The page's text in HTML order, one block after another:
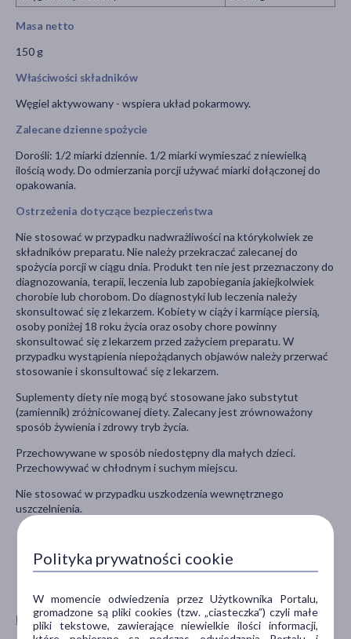
Pokaż wszystkie produkty WISH PHARMACEUTICAL
Masa netto
150 g
Właściwości składników
Węgiel aktywowany - wspiera układ pokarmowy.
Zalecane dzienne spożycie
Dorośli: 1/2 miarki dziennie. 1/2 miarki wymieszać z niewielką
ilością wody. Do odmierzania porcji używać miarki dołączonej do
opakowania.
Ostrzeżenia dotyczące bezpieczeństwa
Nie stosować w przypadku nadwrażliwości na którykolwiek ze
składników preparatu. Nie należy przekraczać zalecanej do
spożycia porcji w ciągu dnia. Produkt ten nie jest przeznaczony do
diagnozowania, terapii, leczenia lub zapobiegania jakiejkolwiek
chorobie lub chorobom. Do diagnostyki lub leczenia należy
skonsultować się z lekarzem. Kobiety w ciąży i karmiące piersią,
osoby poniżej 18 roku życia oraz osoby chore powinny
skonsultować się z lekarzem przed zażyciem preparatu. W
przypadku wystąpienia niepożądanych objawów należy przerwać
stosowanie i skonsultować się z lekarzem.
Suplementy diety nie mogą być stosowane jako substytut
(zamiennik) zróżnicowanej diety. Zalecany jest zrównoważony
sposób żywienia i zdrowy tryb życia.
Przechowywane w sposób niedostępny dla małych dzieci.
Przechowywać w chłodnym i suchym miejscu.
Nie stosować w przypadku uszkodzenia wewnętrznego
uszczelnienia.
Polityka prywatności cookie
W momencie odwiedzenia przez Użytkownika Portalu,
gromadzone są pliki cookies (tzw. „ciasteczka”) czyli małe
pliki tekstowe, zawierające niewielkie ilości informacji,